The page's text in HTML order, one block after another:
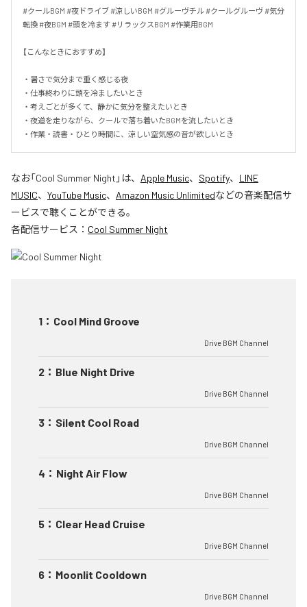
#クールBGM #夜ドライブ #涼しいBGM #グルーヴチル #クールグルーヴ #気分
転換 #夜BGM #頭を冷ます #リラックスBGM #作業用BGM
【こんなときにおすすめ】
・暑さで気分まで重く感じる夜
・仕事終わりに頭を冷ましたいとき
・考えごとが多くて、静かに気分を整えたいとき
・夜道を走りながら、クールで落ち着いたBGMを流したいとき
・作業・読書・ひとり時間に、涼しい空気感の音が欲しいとき
なお「Cool Summer Night 」は、 Apple Music、 Spotify、 LINE
MUSIC、 YouTube Music、 Amazon Music Unlimitedなどの音楽配信サ
ービスで聴くことができる。
各配信サービス： Cool Summer Night
1 ： Cool Mind Groove
Drive BGM Channel
2 ： Blue Night Drive
Drive BGM Channel
3 ： Silent Cool Road
Drive BGM Channel
4 ： Night Air Flow
Drive BGM Channel
5 ： Clear Head Cruise
Drive BGM Channel
6 ： Moonlit Cooldown
Drive BGM Channel